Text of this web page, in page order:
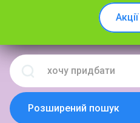
Акції
Розширений пошук